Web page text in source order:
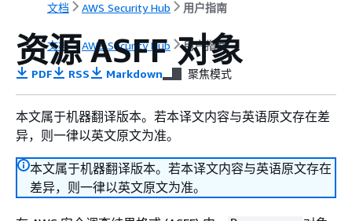
文档 AWS Security Hub 用户指南
文档 AWS Security Hub 用户指南
资源 ASFF 对象
PDF RSS Markdown 聚焦模式
本文属于机器翻译版本。若本译文内容与英语原文存在差
异，则一律以英文原文为准。
本文属于机器翻译版本。若本译文内容与英语原文存在
差异，则一律以英文原文为准。